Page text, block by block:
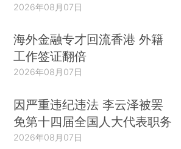
2026年08月07日
海外金融专才回流香港 外籍
工作签证翻倍
2026年08月07日
因严重违纪违法 李云泽被罢
免第十四届全国人大代表职务
2026年08月07日